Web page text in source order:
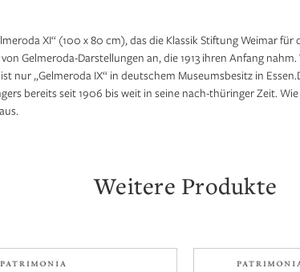
XI“ (100 x 80 cm), das die Klassik Stiftung Weimar
Gelmeroda-Darstellungen an, die 1913 ihren Anfang
nur „Gelmeroda IX“ in deutschem Museumsbesitz in
bereits seit 1906 bis weit in seine nach-thüringer Zeit.
Weitere Produkte